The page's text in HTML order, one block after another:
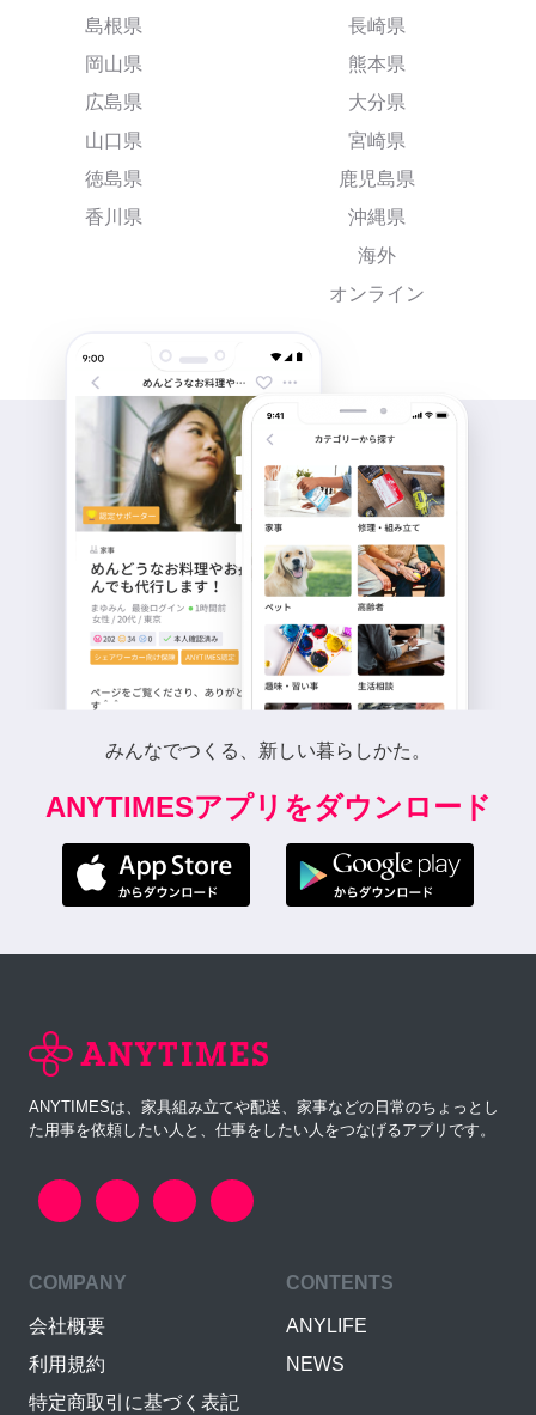
島根県
岡山県
広島県
山口県
徳島県
香川県
長崎県
熊本県
大分県
宮崎県
鹿児島県
沖縄県
海外
オンライン
みんなでつくる、新しい暮らしかた。
ANYTIMESアプリをダウンロード
ANYTIMESは、家具組み立てや配送、家事などの日常のちょっとし
た用事を依頼したい人と、仕事をしたい人をつなげるアプリです。
COMPANY
会社概要
利用規約
特定商取引に基づく表記
CONTENTS
ANYLIFE
NEWS